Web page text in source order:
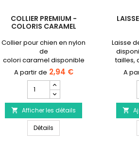
COLLIER PREMIUM -
COLORIS CARAMEL
Collier pour chien en nylon
de
colori caramel disponible
en plusieurs tailles.
2,94 €
quantité
du
produit
Collier
Premium
-
 Afficher les détails
Détails
Laisse
tailles,
